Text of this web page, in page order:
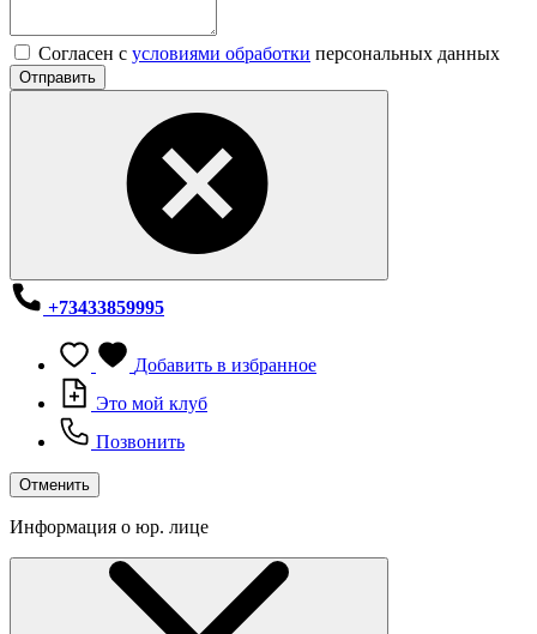
Согласен с условиями обработки персональных данных
Отправить
+73433859995
Добавить в избранное
Это мой клуб
Позвонить
Отменить
Информация о юр. лице